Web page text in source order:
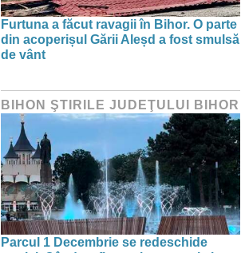
Furtuna a făcut ravagii în Bihor. O parte
din acoperișul Gării Aleșd a fost smulsă
de vânt
BIHON ŞTIRILE JUDEŢULUI BIHOR
Parcul 1 Decembrie se redeschide